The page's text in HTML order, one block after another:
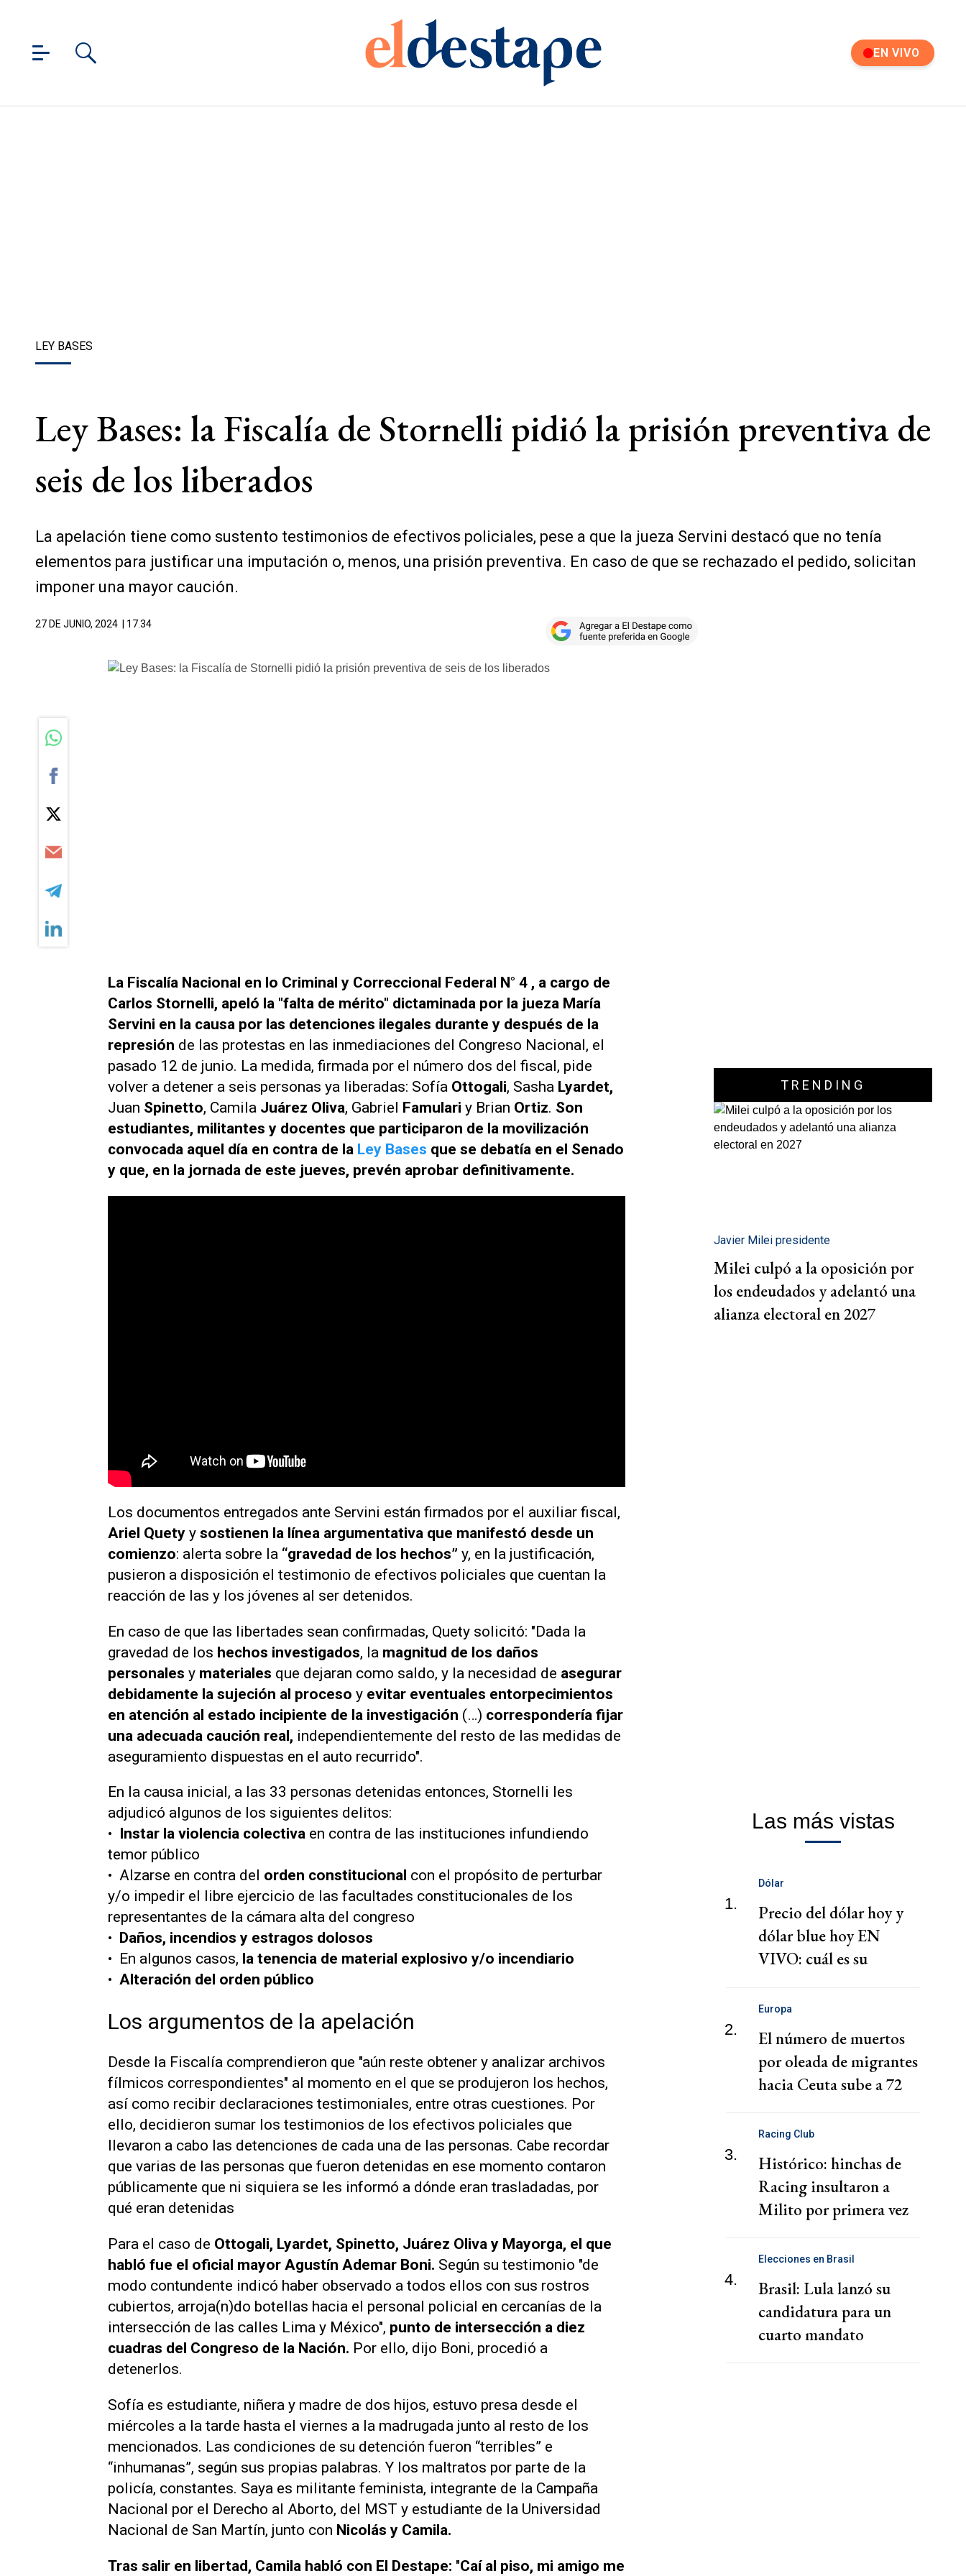
EN VIVO
LEY BASES
Ley Bases: la Fiscalía de Stornelli pidió la prisión preventiva de
seis de los liberados
La apelación tiene como sustento testimonios de efectivos policiales, pese a que la jueza Servini destacó que no tenía
elementos para justificar una imputación o, menos, una prisión preventiva. En caso de que se rechazado el pedido, solicitan
imponer una mayor caución.
27 DE JUNIO, 2024 | 17.34
La Fiscalía Nacional en lo Criminal y Correccional Federal N° 4 , a cargo de
Carlos Stornelli, apeló la "falta de mérito" dictaminada por la jueza María
Servini en la causa por las detenciones ilegales durante y después de la
represión de las protestas en las inmediaciones del Congreso Nacional, el
pasado 12 de junio. La medida, firmada por el número dos del fiscal, pide
volver a detener a seis personas ya liberadas: Sofía Ottogali, Sasha Lyardet,
Juan Spinetto, Camila Juárez Oliva, Gabriel Famulari y Brian Ortiz. Son
estudiantes, militantes y docentes que participaron de la movilización
convocada aquel día en contra de la Ley Bases que se debatía en el Senado
y que, en la jornada de este jueves, prevén aprobar definitivamente.
Los documentos entregados ante Servini están firmados por el auxiliar fiscal,
Ariel Quety y sostienen la línea argumentativa que manifestó desde un
comienzo: alerta sobre la “gravedad de los hechos” y, en la justificación,
pusieron a disposición el testimonio de efectivos policiales que cuentan la
reacción de las y los jóvenes al ser detenidos.
En caso de que las libertades sean confirmadas, Quety solicitó: "Dada la
gravedad de los hechos investigados, la magnitud de los daños
personales y materiales que dejaran como saldo, y la necesidad de asegurar
debidamente la sujeción al proceso y evitar eventuales entorpecimientos
en atención al estado incipiente de la investigación (…) correspondería fijar
una adecuada caución real, independientemente del resto de las medidas de
aseguramiento dispuestas en el auto recurrido".
En la causa inicial, a las 33 personas detenidas entonces, Stornelli les
adjudicó algunos de los siguientes delitos:
•⁠ ⁠
Instar la violencia colectiva en contra de las instituciones infundiendo
temor público
•⁠ ⁠Alzarse en contra del orden constitucional con el propósito de perturbar
y/o impedir el libre ejercicio de las facultades constitucionales de los
representantes de la cámara alta del congreso
•⁠
⁠Daños, incendios y estragos dolosos
•⁠ ⁠En algunos casos, la tenencia de material explosivo y/o incendiario
•⁠ ⁠ Alteración del orden público
Los argumentos de la apelación
Desde la Fiscalía comprendieron que "aún reste obtener y analizar archivos
fílmicos correspondientes" al momento en el que se produjeron los hechos,
así como recibir declaraciones testimoniales, entre otras cuestiones. Por
ello, decidieron sumar los testimonios de los efectivos policiales que
llevaron a cabo las detenciones de cada una de las personas. Cabe recordar
que varias de las personas que fueron detenidas en ese momento contaron
públicamente que ni siquiera se les informó a dónde eran trasladadas, por
qué eran detenidas
Para el caso de Ottogali, Lyardet, Spinetto, Juárez Oliva y Mayorga, el que
habló fue el oficial mayor Agustín Ademar Boni. Según su testimonio "de
modo contundente indicó haber observado a todos ellos con sus rostros
cubiertos, arroja(n)do botellas hacia el personal policial en cercanías de la
intersección de las calles Lima y México", punto de intersección a diez
cuadras del Congreso de la Nación. Por ello, dijo Boni, procedió a
detenerlos.
Sofía es estudiante, niñera y madre de dos hijos, estuvo presa desde el
miércoles a la tarde hasta el viernes a la madrugada junto al resto de los
mencionados. Las condiciones de su detención fueron “terribles” e
“inhumanas”, según sus propias palabras. Y los maltratos por parte de la
policía, constantes. Saya es militante feminista, integrante de la Campaña
Nacional por el Derecho al Aborto, del MST y estudiante de la Universidad
Nacional de San Martín, junto con Nicolás y Camila.
Tras salir en libertad, Camila habló con El Destape: "Caí al piso, mi amigo me
TRENDING
Javier Milei presidente
Milei culpó a la oposición por
los endeudados y adelantó una
alianza electoral en 2027
Las más vistas
1.
Dólar
Precio del dólar hoy y
dólar blue hoy EN
VIVO: cuál es su
2.
Europa
El número de muertos
por oleada de migrantes
hacia Ceuta sube a 72
3.
Racing Club
Histórico: hinchas de
Racing insultaron a
Milito por primera vez
4.
Elecciones en Brasil
Brasil: Lula lanzó su
candidatura para un
cuarto mandato